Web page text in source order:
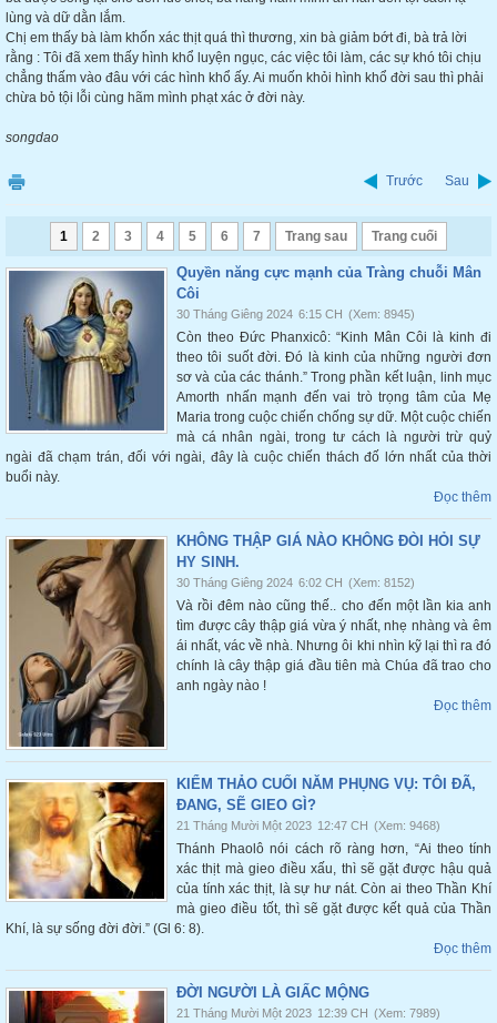
lùng và dữ dằn lắm.
Chị em thấy bà làm khốn xác thịt quá thì thương, xin bà giảm bớt đi, bà trả lời
rằng : Tôi đã xem thấy hình khổ luyện ngục, các việc tôi làm, các sự khó tôi chịu
chẳng thấm vào đâu với các hình khổ ấy. Ai muốn khỏi hình khổ đời sau thì phải
chừa bỏ tội lỗi cùng hãm mình phạt xác ở đời này.
songdao
Trước Sau
1 2 3 4 5 6 7 Trang sau Trang cuối
Quyền năng cực mạnh của Tràng chuỗi Mân
Côi
30 Tháng Giêng 2024 6:15 CH (Xem: 8945)
Còn theo Đức Phanxicô: “Kinh Mân Côi là kinh đi
theo tôi suốt đời. Đó là kinh của những người đơn
sơ và của các thánh.” Trong phần kết luận, linh mục
Amorth nhấn mạnh đến vai trò trọng tâm của Mẹ
Maria trong cuộc chiến chống sự dữ. Một cuộc chiến
mà cá nhân ngài, trong tư cách là người trừ quỷ
ngài đã chạm trán, đối với ngài, đây là cuộc chiến thách đố lớn nhất của thời
buổi này.
Đọc thêm
KHÔNG THẬP GIÁ NÀO KHÔNG ĐÒI HỎI SỰ
HY SINH.
30 Tháng Giêng 2024 6:02 CH (Xem: 8152)
Và rồi đêm nào cũng thế.. cho đến một lần kia anh
tìm được cây thập giá vừa ý nhất, nhẹ nhàng và êm
ái nhất, vác về nhà. Nhưng ôi khi nhìn kỹ lại thì ra đó
chính là cây thập giá đầu tiên mà Chúa đã trao cho
anh ngày nào !
Đọc thêm
KIỂM THẢO CUỐI NĂM PHỤNG VỤ: TÔI ĐÃ,
ĐANG, SẼ GIEO GÌ?
21 Tháng Mười Một 2023 12:47 CH (Xem: 9468)
Thánh Phaolô nói cách rõ ràng hơn, “Ai theo tính
xác thịt mà gieo điều xấu, thì sẽ gặt được hậu quả
của tính xác thịt, là sự hư nát. Còn ai theo Thần Khí
mà gieo điều tốt, thì sẽ gặt được kết quả của Thần
Khí, là sự sống đời đời.” (Gl 6: 8).
Đọc thêm
ĐỜI NGƯỜI LÀ GIẤC MỘNG
21 Tháng Mười Một 2023 12:39 CH (Xem: 7989)